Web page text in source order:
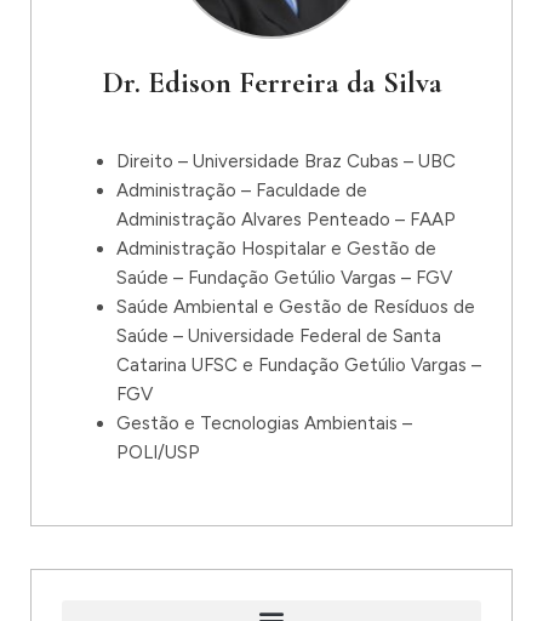
Dr. Edison Ferreira da Silva
Direito – Universidade Braz Cubas – UBC
Administração – Faculdade de
Administração Alvares Penteado – FAAP
Administração Hospitalar e Gestão de
Saúde – Fundação Getúlio Vargas – FGV
Saúde Ambiental e Gestão de Resíduos de
Saúde – Universidade Federal de Santa
Catarina UFSC e Fundação Getúlio Vargas –
FGV
Gestão e Tecnologias Ambientais –
POLI/USP